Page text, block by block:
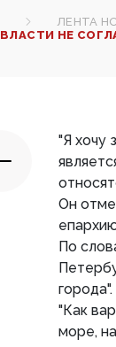
ЛЕНТА
ВЛАСТИ НЕ
"Я хочу
Он
По
города".
"Как
море,